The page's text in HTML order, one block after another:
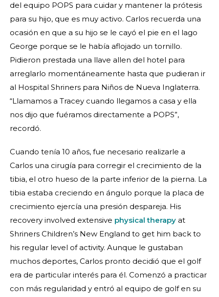
del equipo POPS para cuidar y mantener la prótesis
para su hijo, que es muy activo. Carlos recuerda una
ocasión en que a su hijo se le cayó el pie en el lago
George porque se le había aflojado un tornillo.
Pidieron prestada una llave allen del hotel para
arreglarlo momentáneamente hasta que pudieran ir
al Hospital Shriners para Niños de Nueva Inglaterra.
“Llamamos a Tracey cuando llegamos a casa y ella
nos dijo que fuéramos directamente a POPS”,
recordó.
Cuando tenía 10 años, fue necesario realizarle a
Carlos una cirugía para corregir el crecimiento de la
tibia, el otro hueso de la parte inferior de la pierna. La
tibia estaba creciendo en ángulo porque la placa de
crecimiento ejercía una presión despareja. His
recovery involved extensive physical therapy at
Shriners Children’s New England to get him back to
his regular level of activity. Aunque le gustaban
muchos deportes, Carlos pronto decidió que el golf
era de particular interés para él. Comenzó a practicar
con más regularidad y entró al equipo de golf en su